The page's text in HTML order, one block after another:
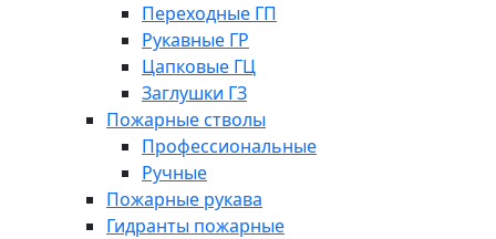
Переходные ГП
Рукавные ГР
Цапковые ГЦ
Заглушки ГЗ
Пожарные стволы
Профессиональные
Ручные
Пожарные рукава
Гидранты пожарные